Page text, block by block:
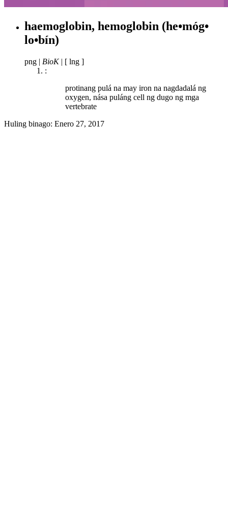
haemoglobin, hemoglobin (he•móg•
lo•bín)
png | BioK | [ lng ]
:
protinang pulá na may iron na nagdadalá ng
oxygen, nása puláng cell ng dugo ng mga
vertebrate
Huling binago: Enero 27, 2017